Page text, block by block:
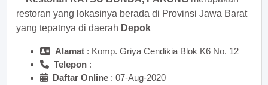
restoran yang lokasinya berada di Provinsi Jawa Barat
yang tepatnya di daerah Depok
Alamat : Komp. Griya Cendikia Blok K6 No. 12
Telepon :
Daftar Online : 07-Aug-2020